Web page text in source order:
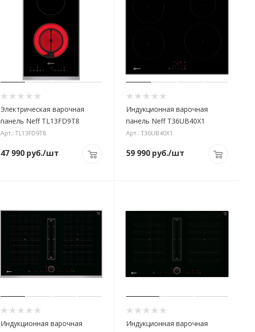
Электрическая варочная
панель Neff TL13FD9T8
Арт.: TL13FD9T8
47 990руб./шт
Индукционная варочная
панель Neff T36UB40X1
Арт.: T36UB40X1
59 990 руб./шт
Индукционная варочная
Индукционная варочная